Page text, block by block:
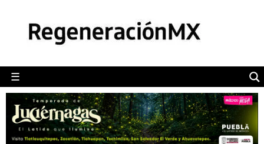
☰
POLÍTICA
CAMALEÓN
OPINIÓN
DEPORTES